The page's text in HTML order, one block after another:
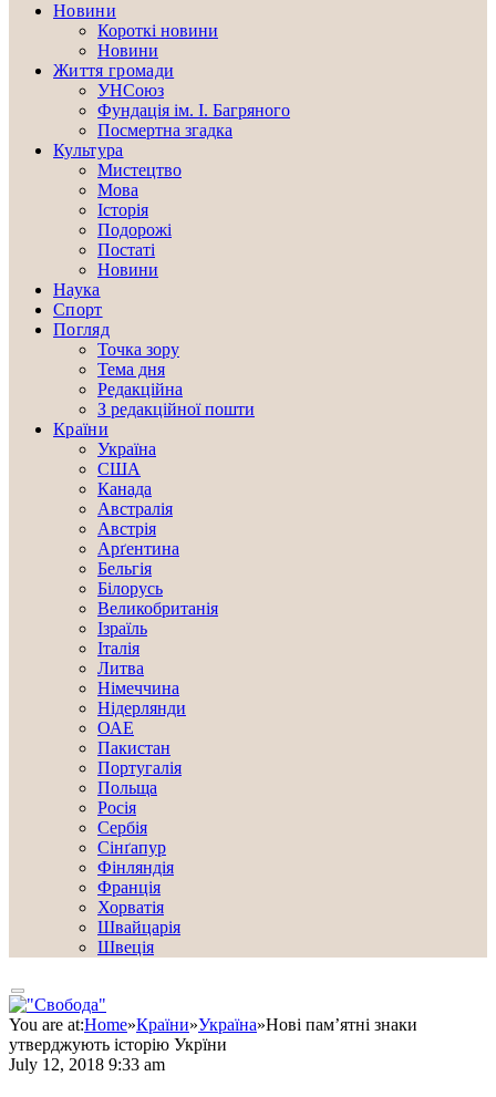
Новини
Короткі новини
Новини
Життя громади
УНСоюз
Фундація ім. І. Багряного
Посмертна згадка
Культура
Мистецтво
Мова
Історія
Подорожі
Постаті
Новини
Наука
Спорт
Погляд
Точка зору
Тема дня
Редакційна
З редакційної пошти
Країни
Україна
США
Канада
Австралія
Австрія
Арґентина
Бельгія
Білорусь
Великобританія
Ізраїль
Італія
Литва
Німеччина
Нідерлянди
ОАЕ
Пакистан
Португалія
Польща
Росія
Сербія
Сінґапур
Фінляндія
Франція
Хорватія
Швайцарія
Швеція
You are at:Home»Країни»Україна»Нові пам’ятні знаки
утверджують історію Укрїни
July 12, 2018 9:33 am